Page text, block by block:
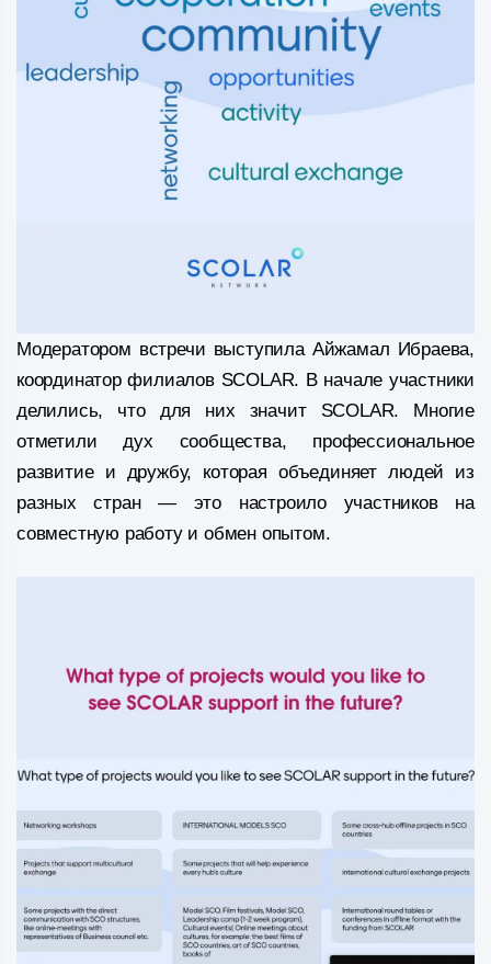
Модератором встречи выступила Айжамал Ибраева,
координатор филиалов SCOLAR. В начале участники
делились, что для них значит SCOLAR. Многие
отметили дух сообщества, профессиональное
развитие и дружбу, которая объединяет людей из
разных стран — это настроило участников на
совместную работу и обмен опытом.